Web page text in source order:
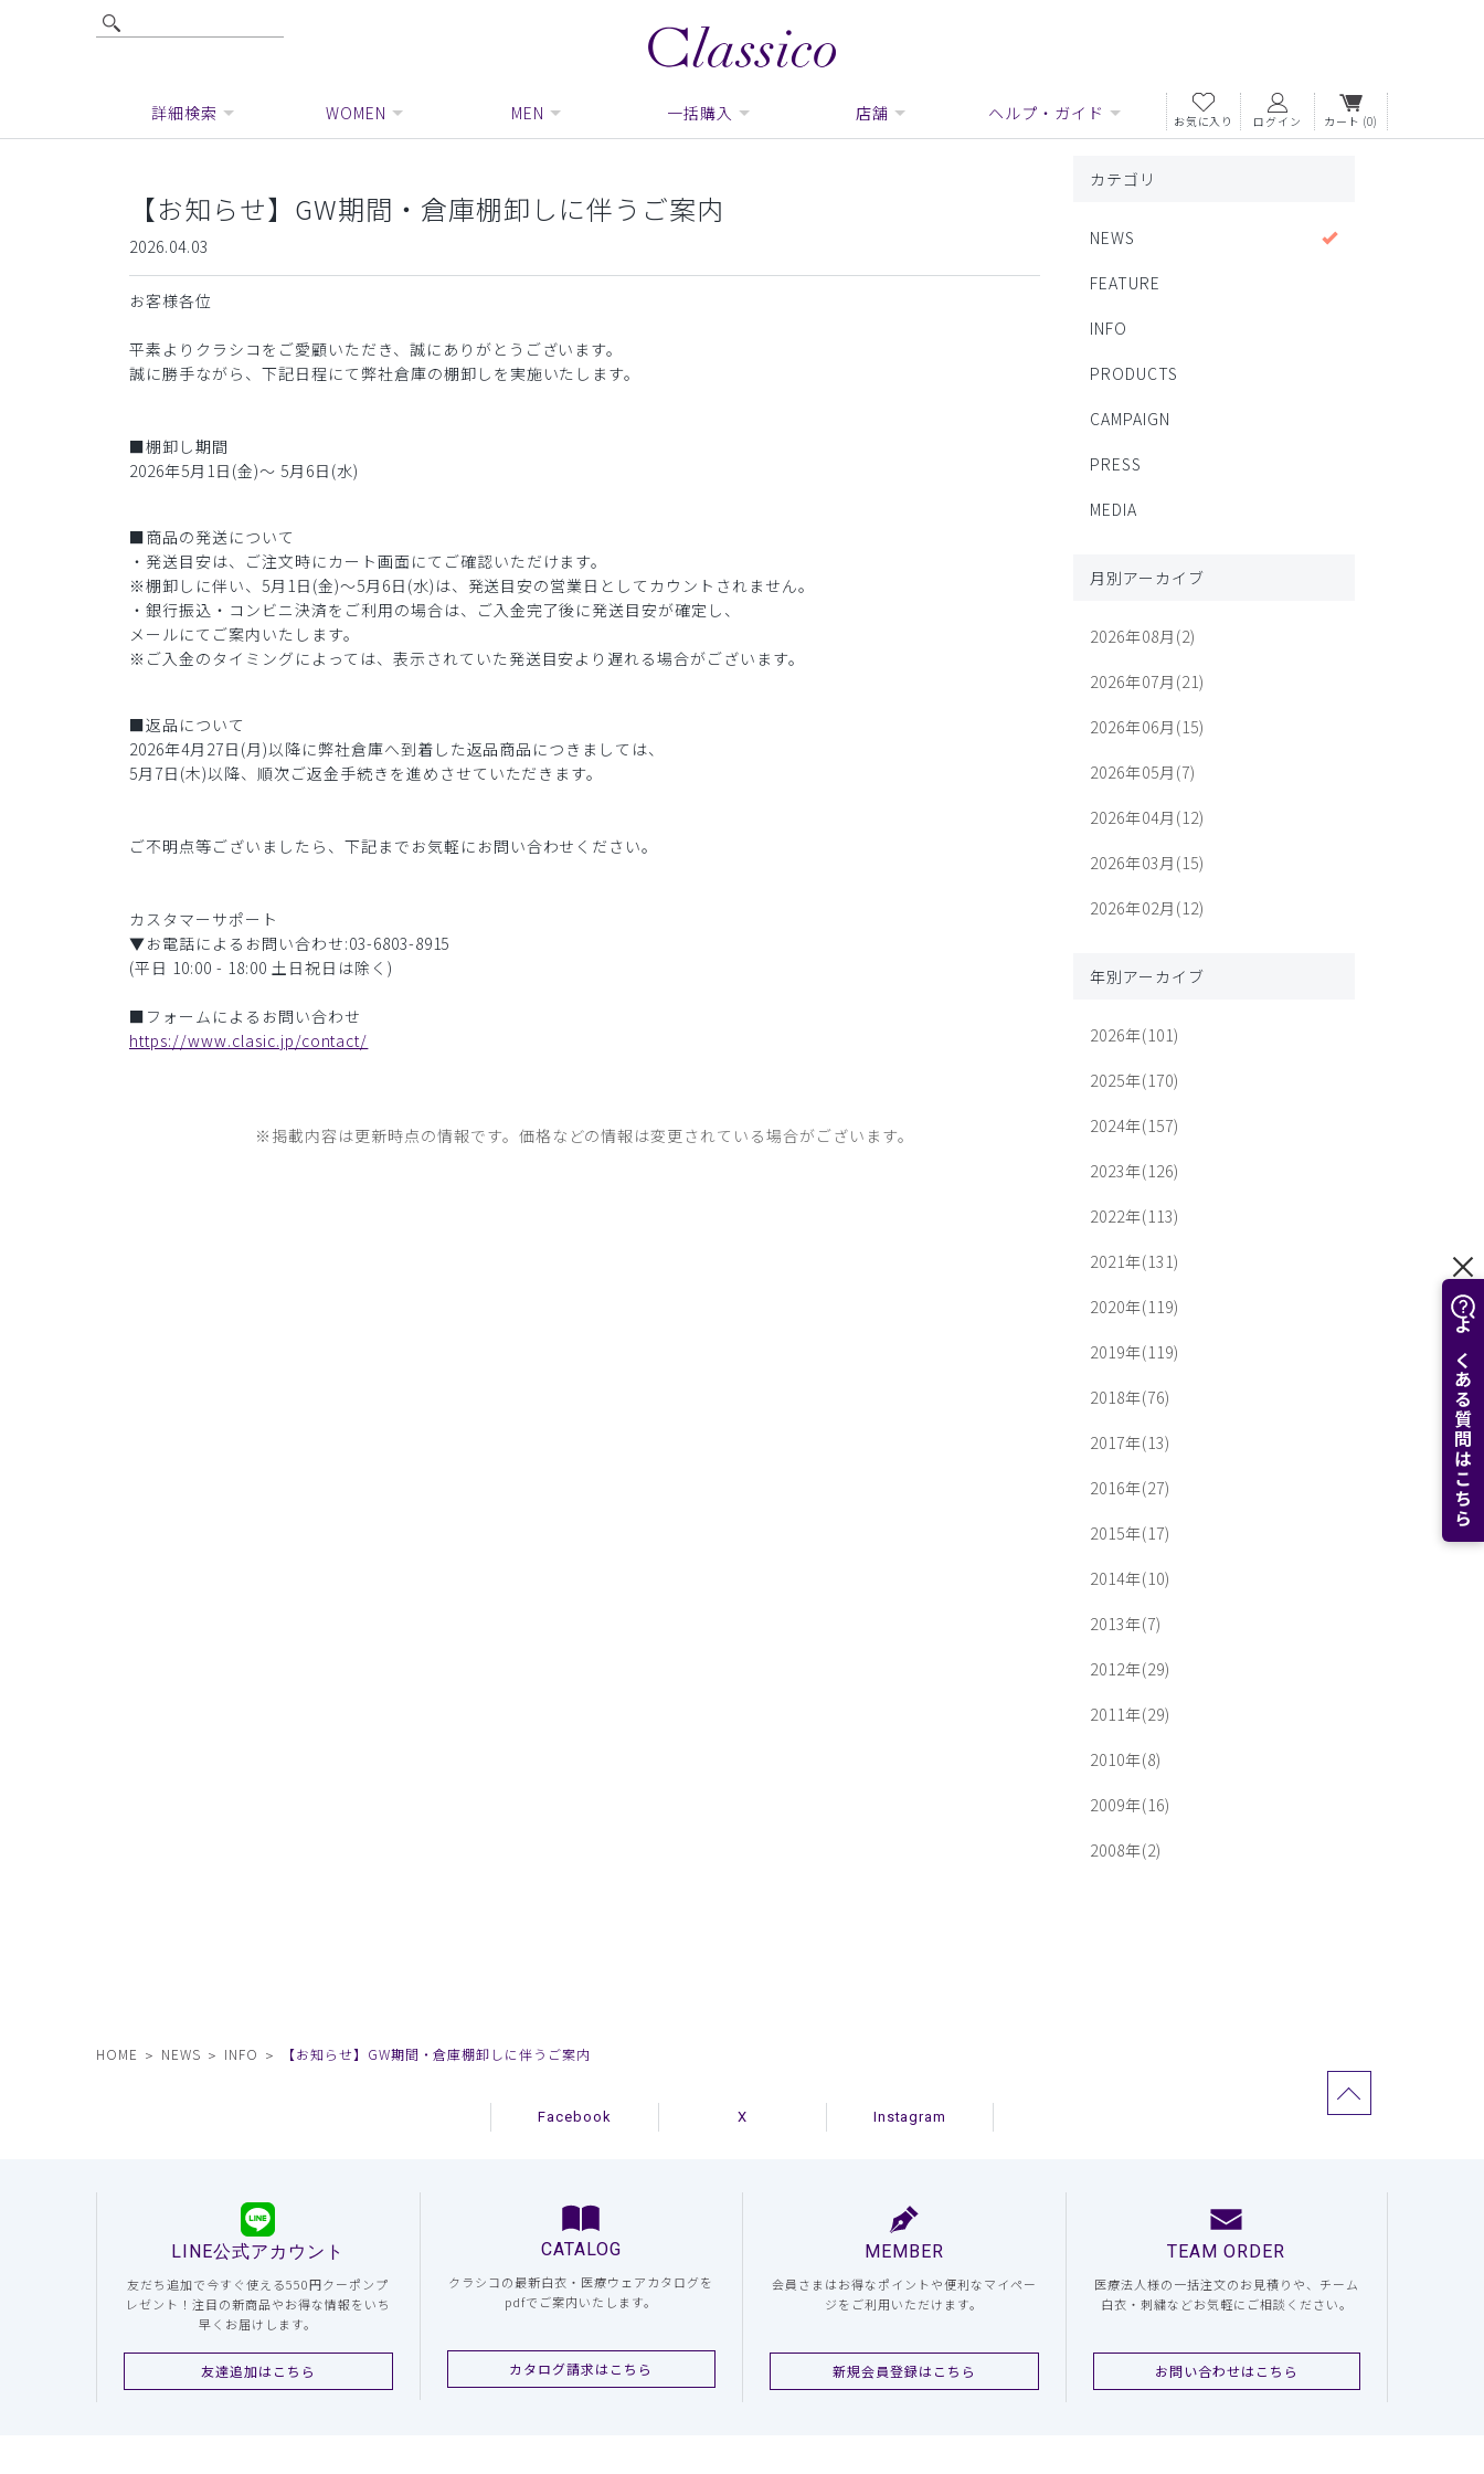
よくある質問はこちら
詳細検索 WOMEN MEN 一括購入 店舗 ヘルプ・ガイド お気に入り ログイン カート (0)
【お知らせ】GW期間・倉庫棚卸しに伴うご案内
2026.04.03
お客様各位
平素よりクラシコをご愛顧いただき、誠にありがとうございます。
誠に勝手ながら、下記日程にて弊社倉庫の棚卸しを実施いたします。
■棚卸し期間
2026年5月1日(金)〜 5月6日(水)
■商品の発送について
・発送目安は、ご注文時にカート画面にてご確認いただけます。
※棚卸しに伴い、5月1日(金)〜5月6日(水)は、発送目安の営業日としてカウントされません。
・銀行振込・コンビニ決済をご利用の場合は、ご入金完了後に発送目安が確定し、
メールにてご案内いたします。
※ご入金のタイミングによっては、表示されていた発送目安より遅れる場合がございます。
■返品について
2026年4月27日(月)以降に弊社倉庫へ到着した返品商品につきましては、
5月7日(木)以降、順次ご返金手続きを進めさせていただきます。
ご不明点等ございましたら、下記までお気軽にお問い合わせください。
カスタマーサポート
▼お電話によるお問い合わせ:03-6803-8915
(平日 10:00 - 18:00 土日祝日は除く)
■フォームによるお問い合わせ
https://www.clasic.jp/contact/
※掲載内容は更新時点の情報です。価格などの情報は変更されている場合がございます。
カテゴリ
NEWS
FEATURE
INFO
PRODUCTS
CAMPAIGN
PRESS
MEDIA
月別アーカイブ
2026年08月(2)
2026年07月(21)
2026年06月(15)
2026年05月(7)
2026年04月(12)
2026年03月(15)
2026年02月(12)
年別アーカイブ
2026年(101)
2025年(170)
2024年(157)
2023年(126)
2022年(113)
2021年(131)
2020年(119)
2019年(119)
2018年(76)
2017年(13)
2016年(27)
2015年(17)
2014年(10)
2013年(7)
2012年(29)
2011年(29)
2010年(8)
2009年(16)
2008年(2)
HOME NEWS INFO 【お知らせ】GW期間・倉庫棚卸しに伴うご案内
Facebook X Instagram
LINE公式アカウント
友だち追加で今すぐ使える550円クーポンプ
レゼント！注目の新商品やお得な情報をいち
早くお届けします。
友達追加はこちら
CATALOG
クラシコの最新白衣・医療ウェアカタログを
pdfでご案内いたします。
カタログ請求はこちら
MEMBER
会員さまはお得なポイントや便利なマイペー
ジをご利用いただけます。
新規会員登録はこちら
TEAM ORDER
医療法人様の一括注文のお見積りや、チーム
白衣・刺繍などお気軽にご相談ください。
お問い合わせはこちら